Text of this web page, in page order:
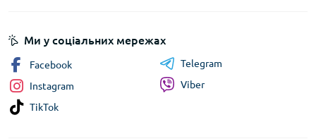
Ми у соціальних мережах
Facebook
Instagram
TikTok
Telegram
Viber